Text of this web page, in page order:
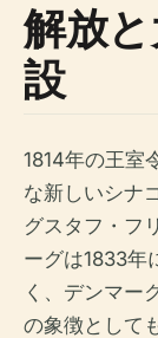
解放
設
1814年の王室
な新しいシナ
グスタフ・フ
ーグは1833年
く、デンマー
の象徴として